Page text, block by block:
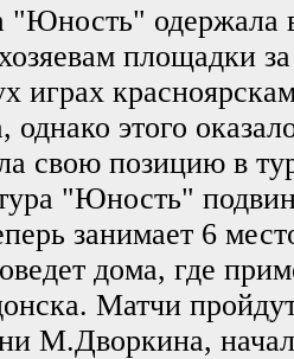
"Юность" одержала
площадки
играх
однако этого
свою позицию в
"Юность"
занимает 6
дома, где
Матчи
М.Дворкина,